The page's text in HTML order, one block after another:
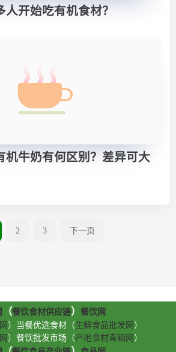
开始吃有机食材？
机牛奶有何区别？差异可大
2 3 下一页
（餐饮食材供应链）
餐饮网
）当餐优选食材（生鲜食品批发网 ）
）餐饮批发市场（产地食材直销网 ）